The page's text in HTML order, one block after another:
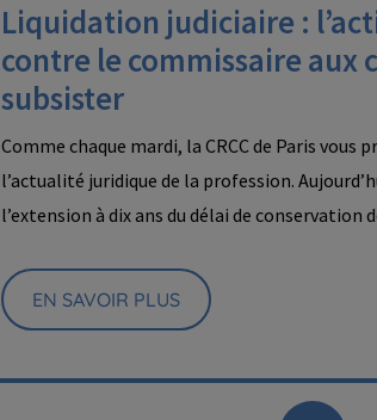
Liquidation judiciaire :
contre le commissaire aux
subsister
Comme chaque mardi, la CRCC de Paris vous
l’actualité juridique de la profession.
l’extension à dix ans du délai de conservation
EN SAVOIR PLUS